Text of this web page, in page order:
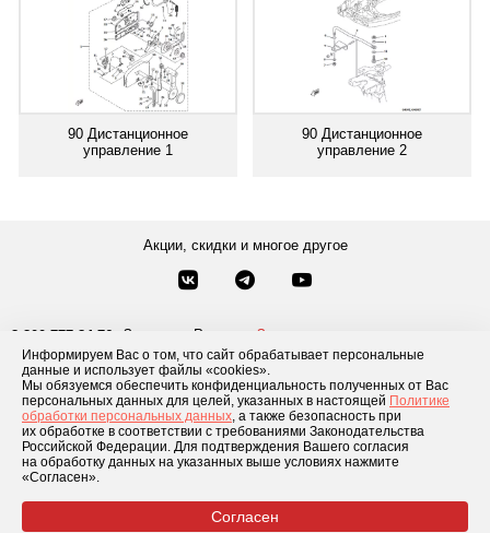
Информируем Вас о том, что сайт обрабатывает персональные
данные и использует файлы «cookies».
Мы обязуемся обеспечить конфиденциальность полученных от Вас
персональных данных для целей, указанных в настоящей Политике
обработки персональных данных, а также безопасность при
их обработке в соответствии с требованиями Законодательства
Российской Федерации. Для подтверждения Вашего согласия
на обработку данных на указанных выше условиях нажмите
«Согласен».
Согласен
90 Дистанционное
управление 1
90 Дистанционное
управление 2
Акции, скидки и многое другое
8-800-777-84-76 Звонки по России
Заказать звонок
8 495 181-69-06
Москва
Каталог товаров О компании Доставка и оплата Блог
Условия рассрочки
Контакты
© 2026 «GLADIATOR»